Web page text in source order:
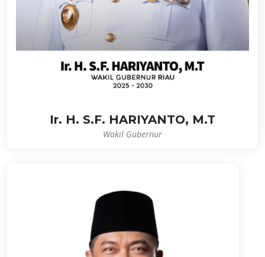
Ir. H. S.F. HARIYANTO, M.T
Wakil Gubernur